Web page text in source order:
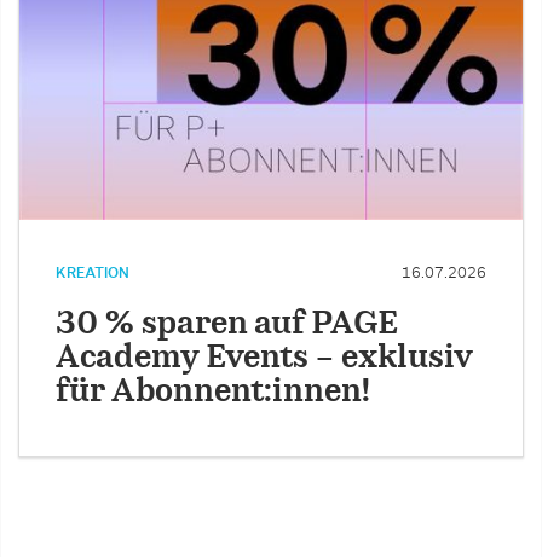
KREATION 16.07.2026
30 % sparen auf PAGE
Academy Events – exklusiv
für Abonnent:innen!